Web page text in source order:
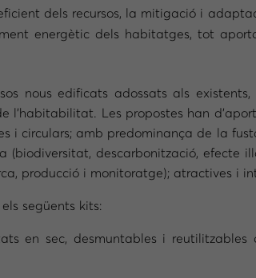
dels recursos, la mitigació i
energètic dels habitatges, tot
nous edificats adossats als
l’habitabilitat. Les propostes han
i circulars; amb predominança de la
descarbonització, efecte
producció i monitoratge); atractives i
següents kits:
en sec, desmuntables i